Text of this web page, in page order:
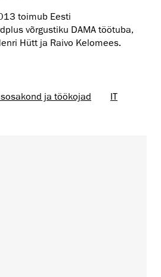
toimub Eesti
võrgustiku DAMA töötuba,
Hütt ja Raivo Kelomees.
ja töökojad
IT